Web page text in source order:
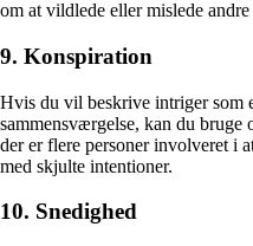
om at vildlede eller mislede
9. Konspiration
Hvis du vil beskrive intriger som
sammensværgelse, kan du bruge
der er flere personer involveret i
med skjulte intentioner.
10. Snedighed